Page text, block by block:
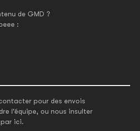
de GMD ?
:
pour des envois
l'équipe, ou nous insulter
ici.